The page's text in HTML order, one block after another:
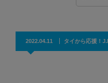
2022.04.11 タイから応援！